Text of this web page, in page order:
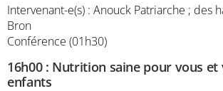
Intervenant-e(s) : Anouck Patriarche ; des
Bron
Conférence (01h30)
16h00: Nutrition saine pour vous et
enfants